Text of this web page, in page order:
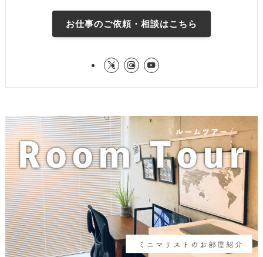
お仕事のご依頼・相談はこちら